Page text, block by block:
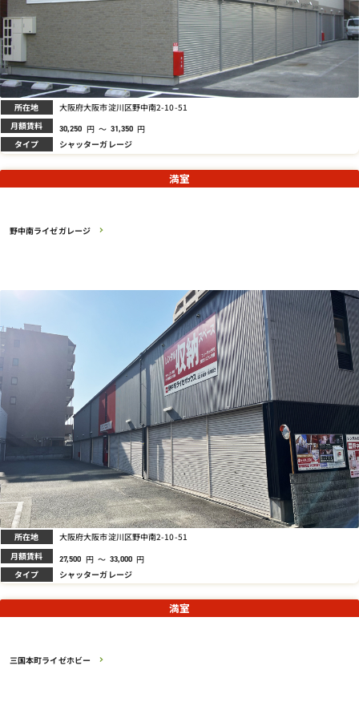
所在地 大阪府大阪市淀川区野中南2-10-51
月額賃料 30,250 円 ～ 31,350 円
タイプ シャッターガレージ
野中南ライゼガレージ
満室
所在地 大阪府大阪市淀川区野中南2-10-51
月額賃料 27,500 円 ～ 33,000 円
タイプ シャッターガレージ
三国本町ライゼホビー
満室